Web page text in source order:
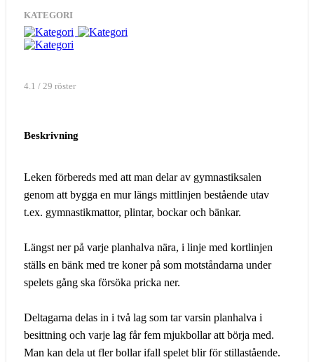
KATEGORI
4.1 / 29 röster
Beskrivning
Leken förbereds med att man delar av gymnastiksalen
genom att bygga en mur längs mittlinjen bestående utav
t.ex. gymnastikmattor, plintar, bockar och bänkar.
Längst ner på varje planhalva nära, i linje med kortlinjen
ställs en bänk med tre koner på som motståndarna under
spelets gång ska försöka pricka ner.
Deltagarna delas in i två lag som tar varsin planhalva i
besittning och varje lag får fem mjukbollar att börja med.
Man kan dela ut fler bollar ifall spelet blir för stillastående.